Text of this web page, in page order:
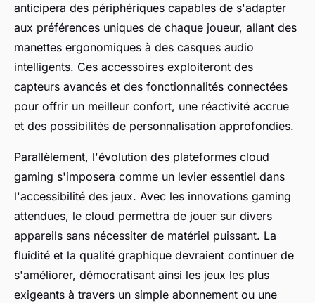
anticipera des périphériques capables de s'adapter
aux préférences uniques de chaque joueur, allant des
manettes ergonomiques à des casques audio
intelligents. Ces accessoires exploiteront des
capteurs avancés et des fonctionnalités connectées
pour offrir un meilleur confort, une réactivité accrue
et des possibilités de personnalisation approfondies.
Parallèlement, l'évolution des plateformes cloud
gaming s'imposera comme un levier essentiel dans
l'accessibilité des jeux. Avec les innovations gaming
attendues, le cloud permettra de jouer sur divers
appareils sans nécessiter de matériel puissant. La
fluidité et la qualité graphique devraient continuer de
s'améliorer, démocratisant ainsi les jeux les plus
exigeants à travers un simple abonnement ou une